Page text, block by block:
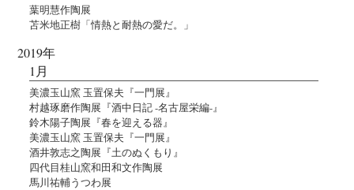
葉明慧作陶展
苫米地正樹「情熱と耐熱の愛だ。」
2019年
1月
美濃玉山窯 玉置保夫『一門展』
村越琢磨作陶展『酒中日記 -名古屋栄編-』
鈴木陽子陶展『春を迎える器』
美濃玉山窯 玉置保夫『一門展』
酒井敦志之陶展『土のぬくもり』
四代目桂山窯和田和文作陶展
馬川祐輔うつわ展